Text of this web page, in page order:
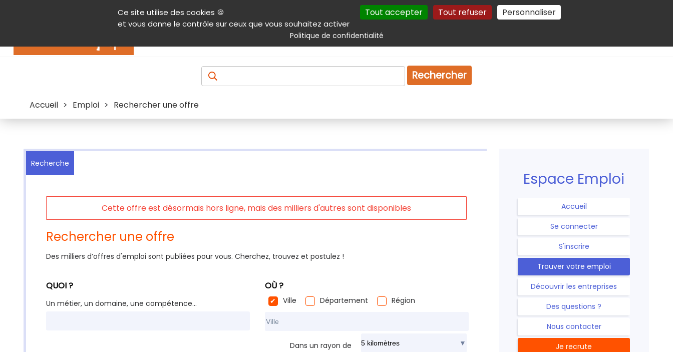
Ce site utilise des cookies 🍪
et vous donne le contrôle sur ceux que vous souhaitez activer
Tout accepter Tout refuser Personnaliser
Politique de confidentialité
Contenu Aide et accessibilité Menu principal Autres services Plan du site Gestion des cookies
Produits & services Emploi Droit
Rechercher
Accueil > Emploi > Rechercher une offre
Cette offre est désormais hors ligne, mais des milliers d'autres sont disponibles
Recherche
Rechercher une offre
Des milliers d’offres d'emploi sont publiées pour vous. Cherchez, trouvez et postulez !
QUOI ?
Un métier, un domaine, une compétence...
OÙ ?
Ville Département
Région
Dans un rayon de
Espace Emploi
Accueil
Se connecter
S'inscrire
Trouver votre emploi
Découvrir les entreprises
Des questions ?
Nous contacter
Je recrute